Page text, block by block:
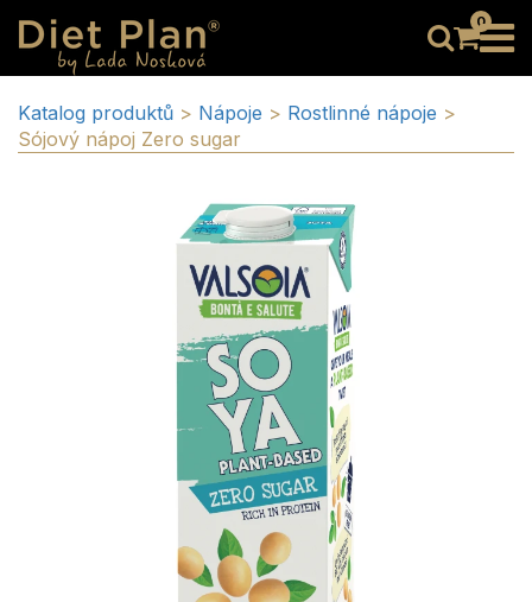
0
Katalog produktů > Nápoje > Rostlinné nápoje >
Sójový nápoj Zero sugar